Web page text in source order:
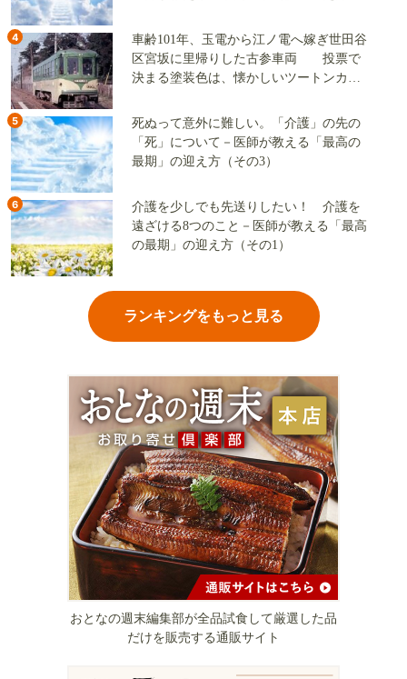
4
車齢101年、玉電から江ノ電へ嫁ぎ世田谷
区宮坂に里帰りした古参車両 投票で
決まる塗装色は、懐かしいツートンカラ
5
死ぬって意外に難しい。「介護」の先の
「死」について－医師が教える「最高の
最期」の迎え方（その3）
6
介護を少しでも先送りしたい！ 介護を
遠ざける8つのこと－医師が教える「最高
の最期」の迎え方（その1）
ランキングをもっと見る
おとなの週末編集部が全品試食して厳選した品
だけを販売する通販サイト